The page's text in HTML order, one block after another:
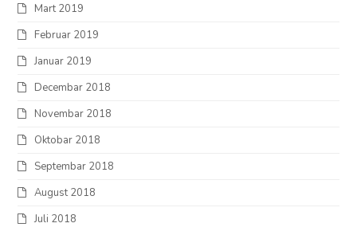
Mart 2019
Februar 2019
Januar 2019
Decembar 2018
Novembar 2018
Oktobar 2018
Septembar 2018
August 2018
Juli 2018